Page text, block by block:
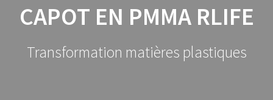
CAPOT EN PMMA RLIFE
Transformation matières plastiques